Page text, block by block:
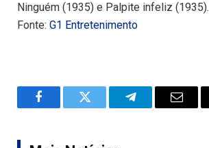
Ninguém (1935) e Palpite infeliz (1935).
Fonte: G1 Entretenimento
FacebookTwitter TelegramEmail